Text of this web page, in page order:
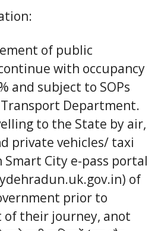
of public
with occupancy
and subject to SOPs
Department.
to the State by air,
private vehicles/ taxi
City e-pass portal
of
prior to
of their journey, anot